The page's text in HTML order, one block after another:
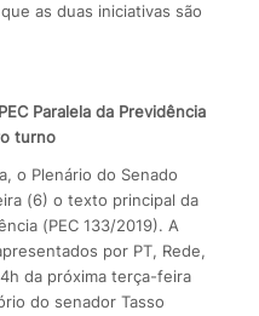
as duas iniciativas são
Paralela da Previdência
turno
o Plenário do Senado
(6) o texto principal da
(PEC 133/2019). A
por PT, Rede,
da próxima terça-feira
do senador Tasso